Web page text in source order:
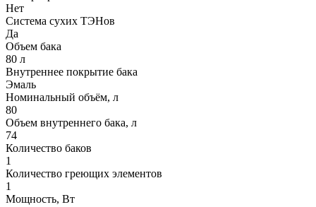
Нет
Система сухих ТЭНов
Да
Объем бака
80 л
Внутреннее покрытие бака
Эмаль
Номинальный объём, л
80
Объем внутреннего бака, л
74
Количество баков
1
Количество греющих элементов
1
Мощность, Вт